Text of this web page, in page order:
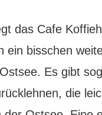
das Cafe
ein bisschen
Es gibt
die